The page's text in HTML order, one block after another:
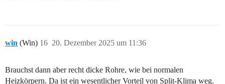
win (Win) 20. Dezember 2025 um 11:36
16
Brauchst dann aber recht dicke Rohre, wie bei normalen
Heizkörpern. Da ist ein wesentlicher Vorteil von Split-Klima weg.